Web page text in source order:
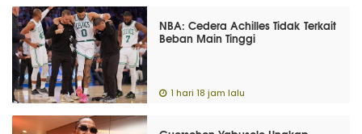
NBA: Cedera Achilles Tidak Terkait
Beban Main Tinggi
1 hari 18 jam lalu